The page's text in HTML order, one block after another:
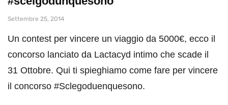
Settembre 25, 2014
Un contest per vincere un viaggio da 5000€, ecco il
concorso lanciato da Lactacyd intimo che scade il
31 Ottobre. Qui ti spieghiamo come fare per vincere
il concorso #Sclegoduenquesono.